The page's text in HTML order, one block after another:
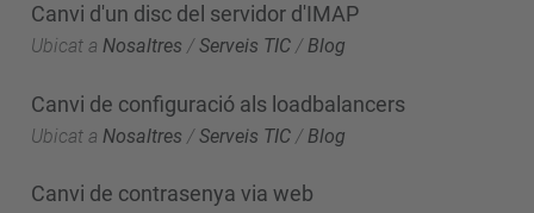
Canvi d'un disc del servidor d'IMAP
Ubicat a Nosaltres /Serveis TIC /Blog
Canvi de configuració als loadbalancers
Ubicat a Nosaltres /Serveis TIC / Blog
Canvi de contrasenya via web